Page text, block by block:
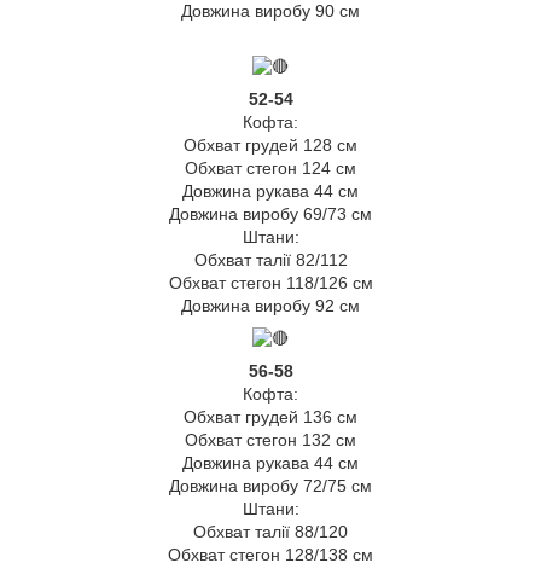
Довжина виробу 90 см
52-54
Кофта:
Обхват грудей 128 см
Обхват стегон 124 см
Довжина рукава 44 см
Довжина виробу 69/73 см
Штани:
Обхват талії 82/112
Обхват стегон 118/126 см
Довжина виробу 92 см
56-58
Кофта:
Обхват грудей 136 см
Обхват стегон 132 см
Довжина рукава 44 см
Довжина виробу 72/75 см
Штани:
Обхват талії 88/120
Обхват стегон 128/138 см